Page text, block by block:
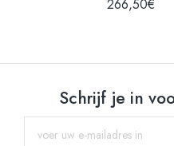
266,50€
Schrijf je in